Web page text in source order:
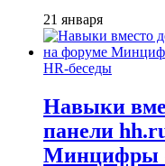
21 января
HR-беседы
Навыки
панели
Минцифры